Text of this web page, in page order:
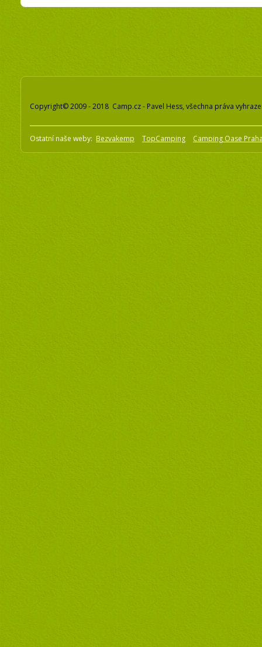
Copyright© 2009 - 2018 Camp.cz - Pavel Hess, všechna práva
Ostatní naše weby: Bezvakemp TopCamping Camping Oase